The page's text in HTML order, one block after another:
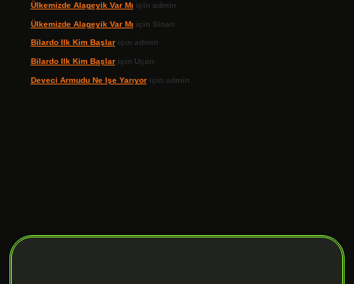
Ülkemizde Alageyik Var Mı için admin
Ülkemizde Alageyik Var Mı için Sinan
Bilardo Ilk Kim Başlariçin admin
Bilardo Ilk Kim Başlariçin Uçan
Deveci Armudu Ne Işe Yarıyoriçin admin